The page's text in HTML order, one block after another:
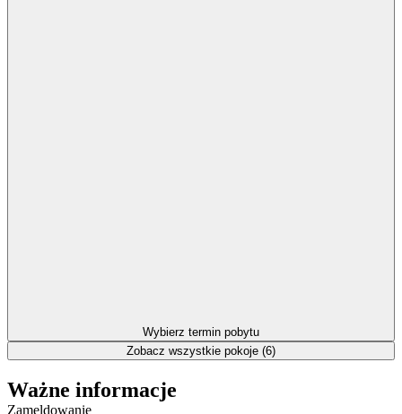
Wybierz termin pobytu
Zobacz wszystkie pokoje (6)
Ważne informacje
Zameldowanie